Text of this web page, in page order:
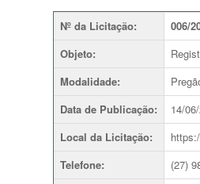
Nº da Licitação:
006/
Objeto:
Modalidade:
Data de Publicação:
14/
Local da Licitação:
Telefone:
(27)